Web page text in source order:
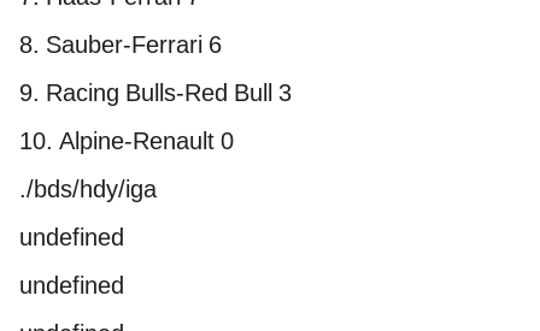
8. Sauber-Ferrari 6
9. Racing Bulls-Red Bull 3
10. Alpine-Renault 0
./bds/hdy/iga
undefined
undefined